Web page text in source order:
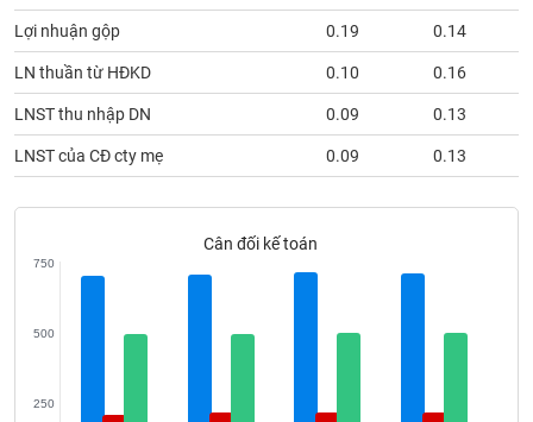
Lợi nhuận gộp 0.19 0.14
LN thuần từ HĐKD 0.10 0.16
LNST thu nhập DN 0.09 0.13
LNST của CĐ cty mẹ 0.09 0.13
Cân đối kế toán
250
500
750
DỊCH
VỤ
TRUYỀN
THÔNG